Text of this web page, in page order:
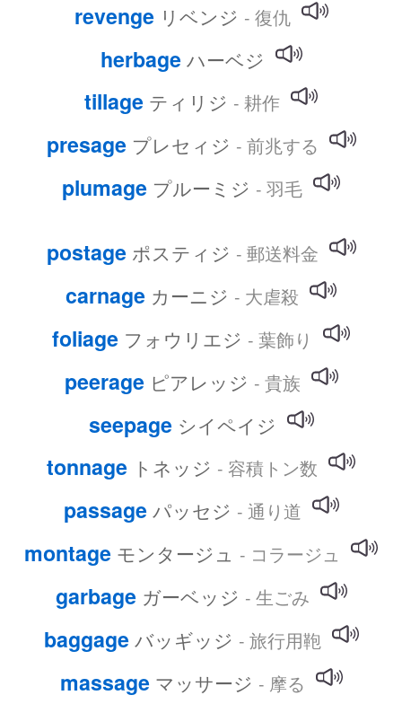
revenge リベンジ - 復仇
herbage ハーベジ
tillage ティリジ - 耕作
presage プレセィジ - 前兆する
plumage プルーミジ - 羽毛
postage ポスティジ - 郵送料金
carnage カーニジ - 大虐殺
foliage フォウリエジ - 葉飾り
peerage ピアレッジ - 貴族
seepage シイペイジ
tonnage トネッジ - 容積トン数
passage パッセジ - 通り道
montage モンタージュ - コラージュ
garbage ガーベッジ - 生ごみ
baggage バッギッジ - 旅行用鞄
massage マッサージ - 摩る